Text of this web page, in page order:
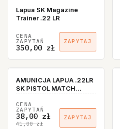
Lapua SK Magazine
Trainer .22 LR
CENA
ZAPYTAŃ
350,00 zł
ZAPYTAJ
AMUNICJA LAPUA .22LR
SK PISTOL MATCH
40GR/2,59G (50SZT)
CENA
ZAPYTAŃ
38,00 zł
41,00 zł
ZAPYTAJ